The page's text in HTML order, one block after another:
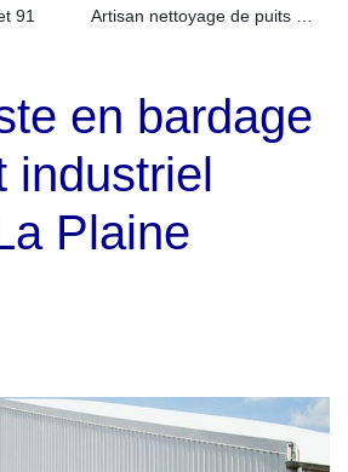
91
en bardage
industriel
Plaine